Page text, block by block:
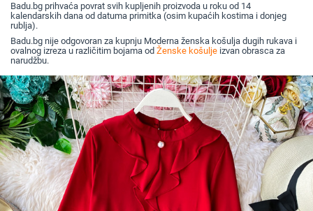
Badu.bg prihvaća povrat svih kupljenih proizvoda u roku od 14
kalendarskih dana od datuma primitka (osim kupaćih kostima i donjeg
rublja).
Badu.bg nije odgovoran za kupnju Moderna ženska košulja dugih rukava i
ovalnog izreza u različitim bojama od Ženske košulje izvan obrasca za
narudžbu.